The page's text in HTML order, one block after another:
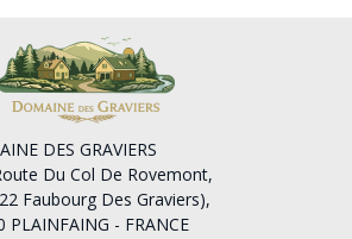
DES GRAVIERS
Du Col De Rovemont,
Faubourg Des Graviers),
PLAINFAING - FRANCE